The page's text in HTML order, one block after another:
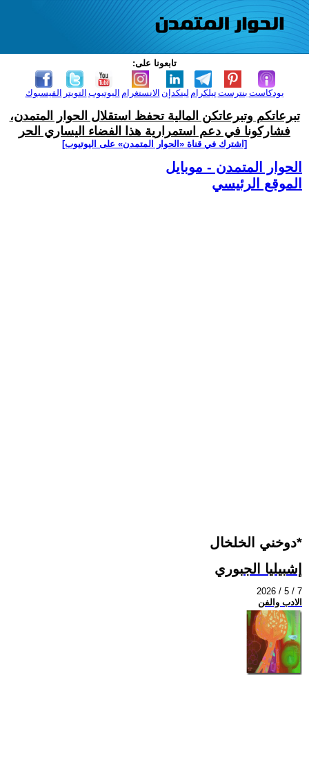
تابعونا على:
الفيسبوك التويتر اليوتيوب الانستغرام لينكدإن تيلكرامبنترست بودكاست
تبرعاتكم وتبرعاتكن المالية تحفظ استقلال الحوار المتمدن،
فشاركونا في دعم استمرارية هذا الفضاء اليساري الحر
[اشترك في قناة ‫«الحوار المتمدن» على اليوتيوب]
الحوار المتمدن - موبايل
الموقع الرئيسي
دوخني الخلخال*
إشبيليا الجبوري
2026 / 5 / 7
الادب والفن